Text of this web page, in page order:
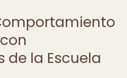
de la Escuela